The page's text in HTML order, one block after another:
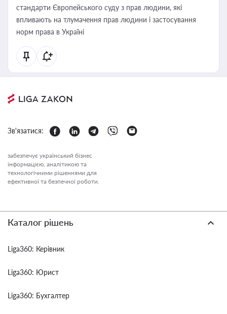
стандарти Європейського суду з прав людини, які
впливають на тлумачення прав людини і застосування
норм права в Україні
Зв'язатися:
забезпечує український бізнес
інформацією, аналітикою та
технологічними рішеннями для
ефективної та безпечної роботи.
Каталог рішень
Liga360: Керівник
Liga360: Юрист
Liga360: Бухгалтер